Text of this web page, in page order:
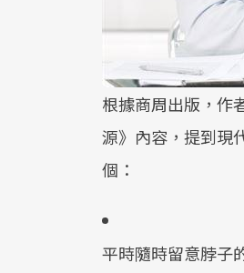
根據商周出版，作
源》內容，提到現
個：
平時隨時留意脖子